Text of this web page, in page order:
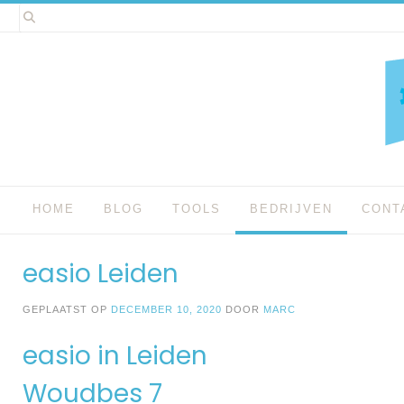
Spring
naar
HOME BLOG TOOLS BEDRIJVEN
easio Leiden
GEPLAATST OP DECEMBER 10, 2020 DOOR MARC
easio in Leiden
Woudbes 7